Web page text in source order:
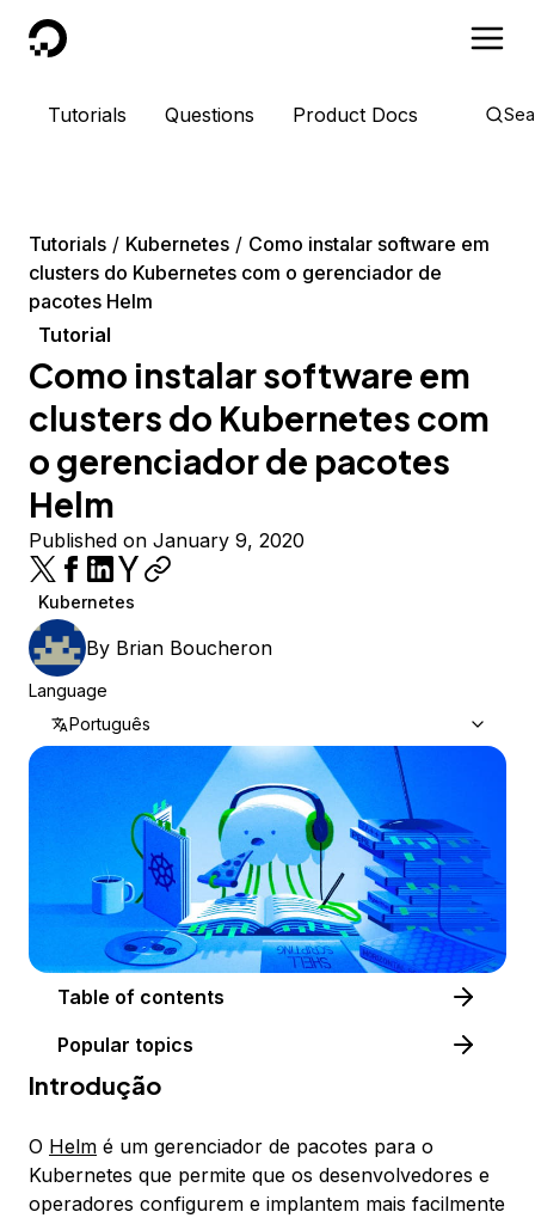
DigitalOcean
Tutorials Questions Product Docs
Tutorials Kubernetes
Como instalar software em
clusters do Kubernetes com o gerenciador de
pacotes Helm
Tutorial
Como instalar software em
clusters do Kubernetes com
o gerenciador de pacotes
Helm
Published on January 9, 2020
Kubernetes
By Brian Boucheron
Language
Português
Table of contents
Popular topics
Introdução
O Helm é um gerenciador de pacotes para o
Kubernetes que permite que os desenvolvedores e
operadores configurem e implantem mais facilmente